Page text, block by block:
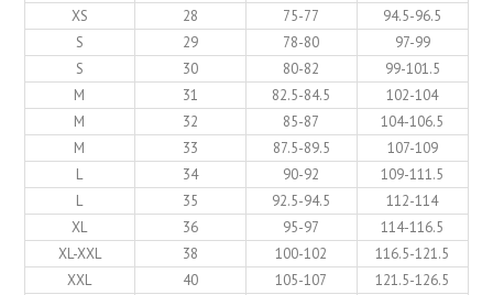
XS
28 75-77
94.5-96.5
S
29 78-80
97-99
S
30 80-82
99-101.5
M
31 82.5-84.5
102-104
M
32 85-87
104-106.5
M
33 87.5-89.5
107-109
L
34 90-92
109-111.5
L
35 92.5-94.5
112-114
XL
36 95-97
114-116.5
XL-XXL
38 100-102
116.5-121.5
XXL
40 105-107
121.5-126.5